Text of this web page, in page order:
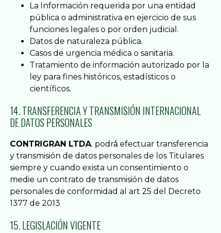
La Información requerida por una entidad
pública o administrativa en ejercicio de sus
funciones legales o por orden judicial.
Datos de naturaleza pública.
Casos de urgencia médica o sanitaria.
Tratamiento de información autorizado por la
ley para fines históricos, estadísticos o
científicos.
14. TRANSFERENCIA Y TRANSMISIÓN INTERNACIONAL
DE DATOS PERSONALES
CONTRIGRAN LTDA. podrá́ efectuar transferencia
y transmisión de datos personales de los Titulares
siempre y cuando exista un consentimiento o
medie un contrato de transmisión de datos
personales de conformidad al art 25 del Decreto
1377 de 2013
15. LEGISLACIÓN VIGENTE